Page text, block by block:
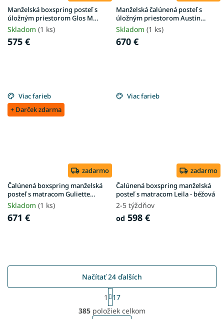
Manželská boxspring posteľ s
úložným priestorom Glos M
180x200 - olivová
Skladom (1 ks)
575 €
Manželská čalúnená posteľ s
úložným priestorom Austin
180x200 - grafit
Skladom (1 ks)
670 €
Viac farieb
+ Darček zdarma
zadarmo
Čalúnená boxspring manželská
posteľ s matracom Guliette
180x200 - zelená
Skladom (1 ks)
671 €
Viac farieb
zadarmo
Čalúnená boxspring manželská
posteľ s matracom Leila - béžová
2-5 týždňov
od 598 €
O
v
Načítať 24 ďalších
S
t
r
1
17
385 položiek celkom